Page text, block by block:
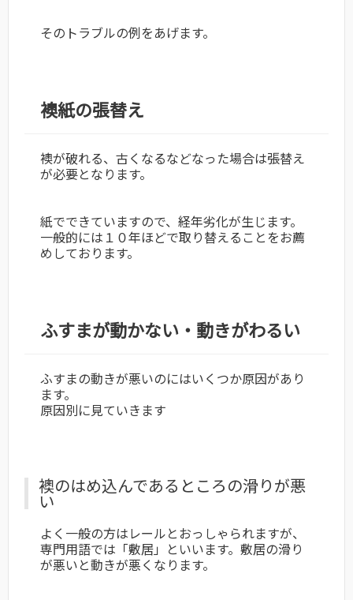
そのトラブルの例をあげます。
襖紙の張替え
襖が破れる、古くなるなどなった場合は張替え
が必要となります。
紙でできていますので、経年劣化が生じます。
一般的には１０年ほどで取り替えることをお薦
めしております。
ふすまが動かない・動きがわるい
ふすまの動きが悪いのにはいくつか原因があり
ます。
原因別に見ていきます
襖のはめ込んであるところの滑りが悪
い
よく一般の方はレールとおっしゃられますが、
専門用語では「敷居」といいます。敷居の滑り
が悪いと動きが悪くなります。